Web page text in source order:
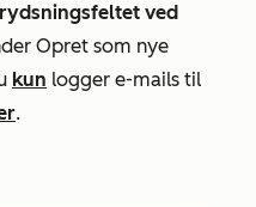
ved
Opret som nye
kun logger e-mails til
.